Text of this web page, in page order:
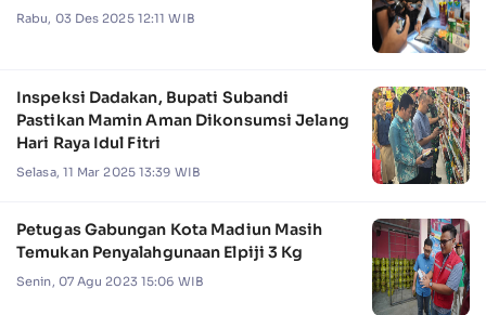
Rabu, 03 Des 2025 12:11 WIB
Inspeksi Dadakan, Bupati Subandi
Pastikan Mamin Aman Dikonsumsi Jelang
Hari Raya Idul Fitri
Selasa, 11 Mar 2025 13:39 WIB
Petugas Gabungan Kota Madiun Masih
Temukan Penyalahgunaan Elpiji 3 Kg
Senin, 07 Agu 2023 15:06 WIB